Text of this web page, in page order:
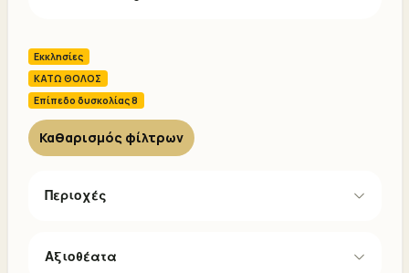
Εκκλησίες
ΚΑΤΩ ΘΟΛΟΣ
Επίπεδο δυσκολίας 8
Καθαρισμός φίλτρων
Περιοχές
Αξιοθέατα